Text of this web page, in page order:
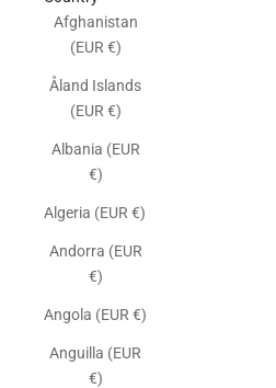
Afghanistan
(EUR €)
Åland Islands
(EUR €)
Albania (EUR
€)
Algeria (EUR €)
Andorra (EUR
€)
Angola (EUR €)
Anguilla (EUR
€)